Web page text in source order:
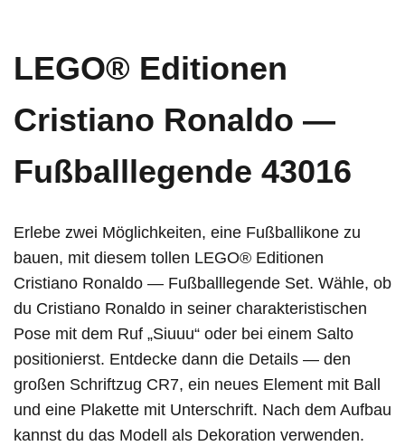
LEGO® Editionen
Cristiano Ronaldo —
Fußballlegende 43016
Erlebe zwei Möglichkeiten, eine Fußballikone zu
bauen, mit diesem tollen LEGO® Editionen
Cristiano Ronaldo — Fußballlegende Set. Wähle, ob
du Cristiano Ronaldo in seiner charakteristischen
Pose mit dem Ruf „Siuuu“ oder bei einem Salto
positionierst. Entdecke dann die Details — den
großen Schriftzug CR7, ein neues Element mit Ball
und eine Plakette mit Unterschrift. Nach dem Aufbau
kannst du das Modell als Dekoration verwenden.